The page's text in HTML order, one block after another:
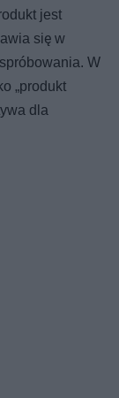
jest
się w
W
„produkt
dla